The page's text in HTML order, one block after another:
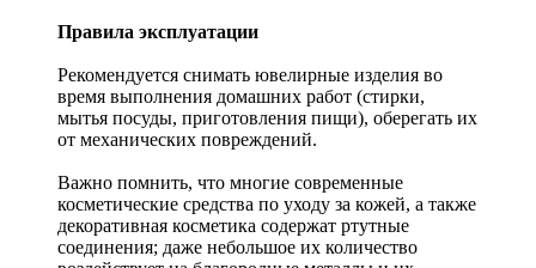
Правила эксплуатации
Рекомендуется снимать ювелирные изделия во
время выполнения домашних работ (стирки,
мытья посуды, приготовления пищи), оберегать их
от механических повреждений.
Важно помнить, что многие современные
косметические средства по уходу за кожей, а также
декоративная косметика содержат ртутные
соединения; даже небольшое их количество